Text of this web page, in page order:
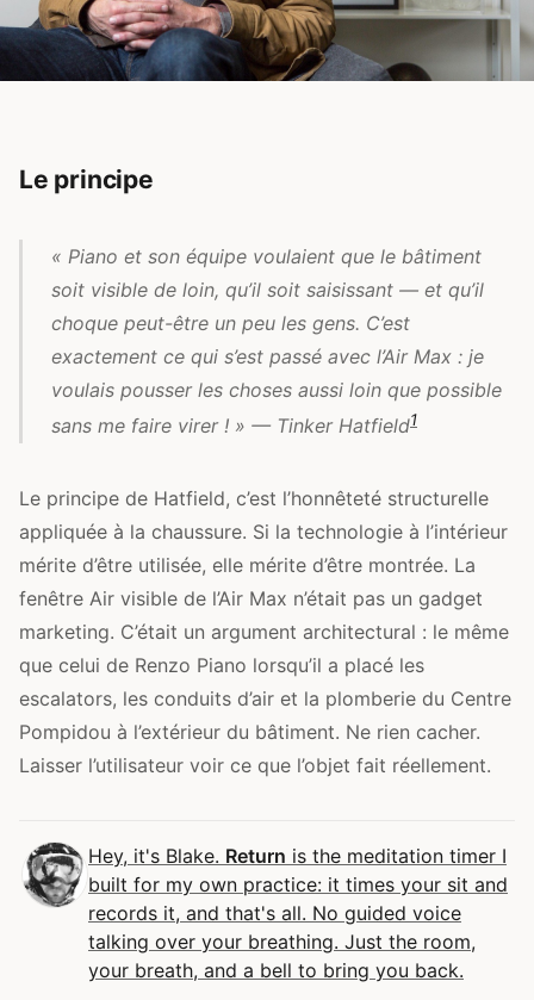
Le principe
« Piano et son équipe voulaient que le bâtiment
soit visible de loin, qu’il soit saisissant — et qu’il
choque peut-être un peu les gens. C’est
exactement ce qui s’est passé avec l’Air Max : je
voulais pousser les choses aussi loin que possible
sans me faire virer ! » — Tinker Hatfield1
Le principe de Hatfield, c’est l’honnêteté structurelle
appliquée à la chaussure. Si la technologie à l’intérieur
mérite d’être utilisée, elle mérite d’être montrée. La
fenêtre Air visible de l’Air Max n’était pas un gadget
marketing. C’était un argument architectural : le même
que celui de Renzo Piano lorsqu’il a placé les
escalators, les conduits d’air et la plomberie du Centre
Pompidou à l’extérieur du bâtiment. Ne rien cacher.
Laisser l’utilisateur voir ce que l’objet fait réellement.
Hey, it's Blake. Return is the meditation timer I
built for my own practice: it times your sit and
records it, and that's all. No guided voice
talking over your breathing. Just the room,
your breath, and a bell to bring you back.